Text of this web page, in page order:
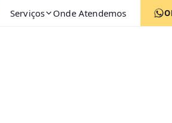
Serviços Onde Atendemos